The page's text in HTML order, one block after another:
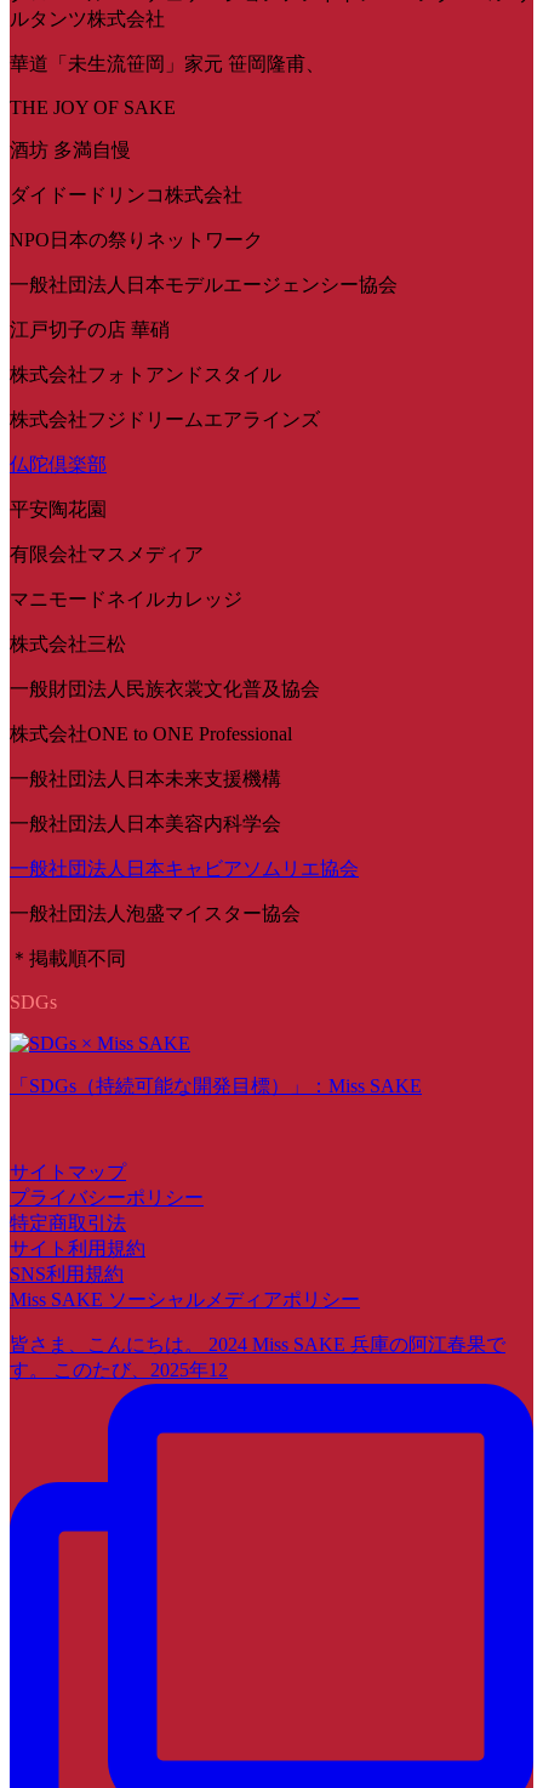
ルタンツ株式会社
華道「未生流笹岡」家元 笹岡隆甫、
THE JOY OF SAKE
酒坊 多満自慢
ダイドードリンコ株式会社
NPO日本の祭りネットワーク
一般社団法人日本モデルエージェンシー協会
江戸切子の店 華硝
株式会社フォトアンドスタイル
株式会社フジドリームエアラインズ
仏陀倶楽部
平安陶花園
有限会社マスメディア
マニモードネイルカレッジ
株式会社三松
一般財団法人民族衣裳文化普及協会
株式会社ONE to ONE Professional
一般社団法人日本未来支援機構
一般社団法人日本美容内科学会
一般社団法人日本キャビアソムリエ協会
一般社団法人泡盛マイスター協会
＊掲載順不同
SDGs
「SDGs（持続可能な開発目標）」：Miss SAKE
サイトマップ
プライバシーポリシー
特定商取引法
サイト利用規約
SNS利用規約
Miss SAKE ソーシャルメディアポリシー
皆さま、こんにちは。 2024 Miss SAKE 兵庫の阿江春果で
す。 このたび、2025年12